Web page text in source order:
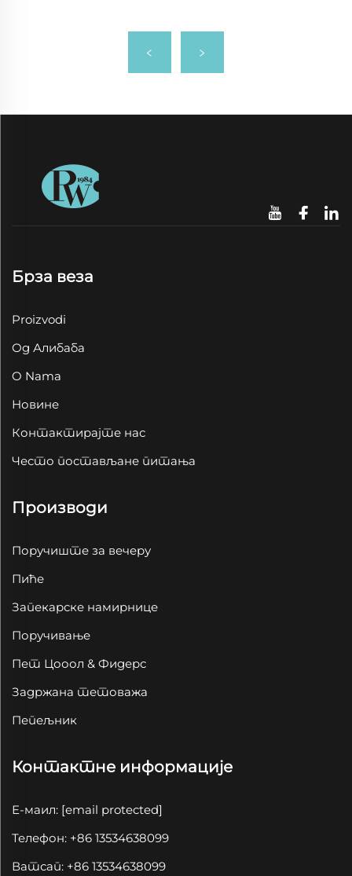
Брза веза
Proizvodi
Од Алибаба
O Nama
Новине
Контактирајте нас
Често постављане питања
Производи
Поручиште за вечеру
Пиће
Запекарске намирнице
Поручивање
Пет Цооол & Фидерс
Задржана тетоважа
Пепељник
Контактне информације
Е-маил: [email protected]
Телефон: +86 13534638099
Ватсап: +86 13534638099